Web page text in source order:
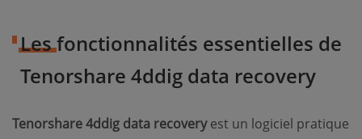
Les fonctionnalités essentielles de
Tenorshare 4ddig data recovery
Tenorshare 4ddig data recoveryest un logiciel pratique